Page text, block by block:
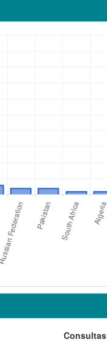
Consultas